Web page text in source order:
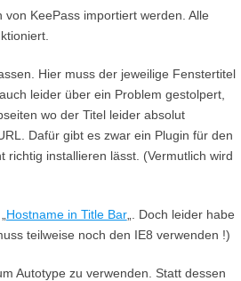
KeePass importiert werden. Alle
Hier muss der jeweilige Fenstertitel
leider über ein Problem gestolpert,
wo der Titel leider absolut
Dafür gibt es zwar ein Plugin für den
richtig installieren lässt. (Vermutlich wird
Hostname in Title Bar„. Doch leider habe
teilweise noch den IE8 verwenden !)
Autotype zu verwenden. Statt dessen